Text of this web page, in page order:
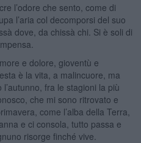
l’odore che sento, come di
l’aria col decomporsi del suo
dove, da chissà chi. Si è soli di
e dolore, gioventù e
è la vita, a malincuore, ma
fra le stagioni la più
che mi sono ritrovato e
come l’alba della Terra,
e ci consola, tutto passa e
risorge finché vive.